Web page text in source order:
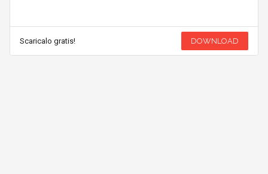
Scaricalo gratis! DOWNLOAD